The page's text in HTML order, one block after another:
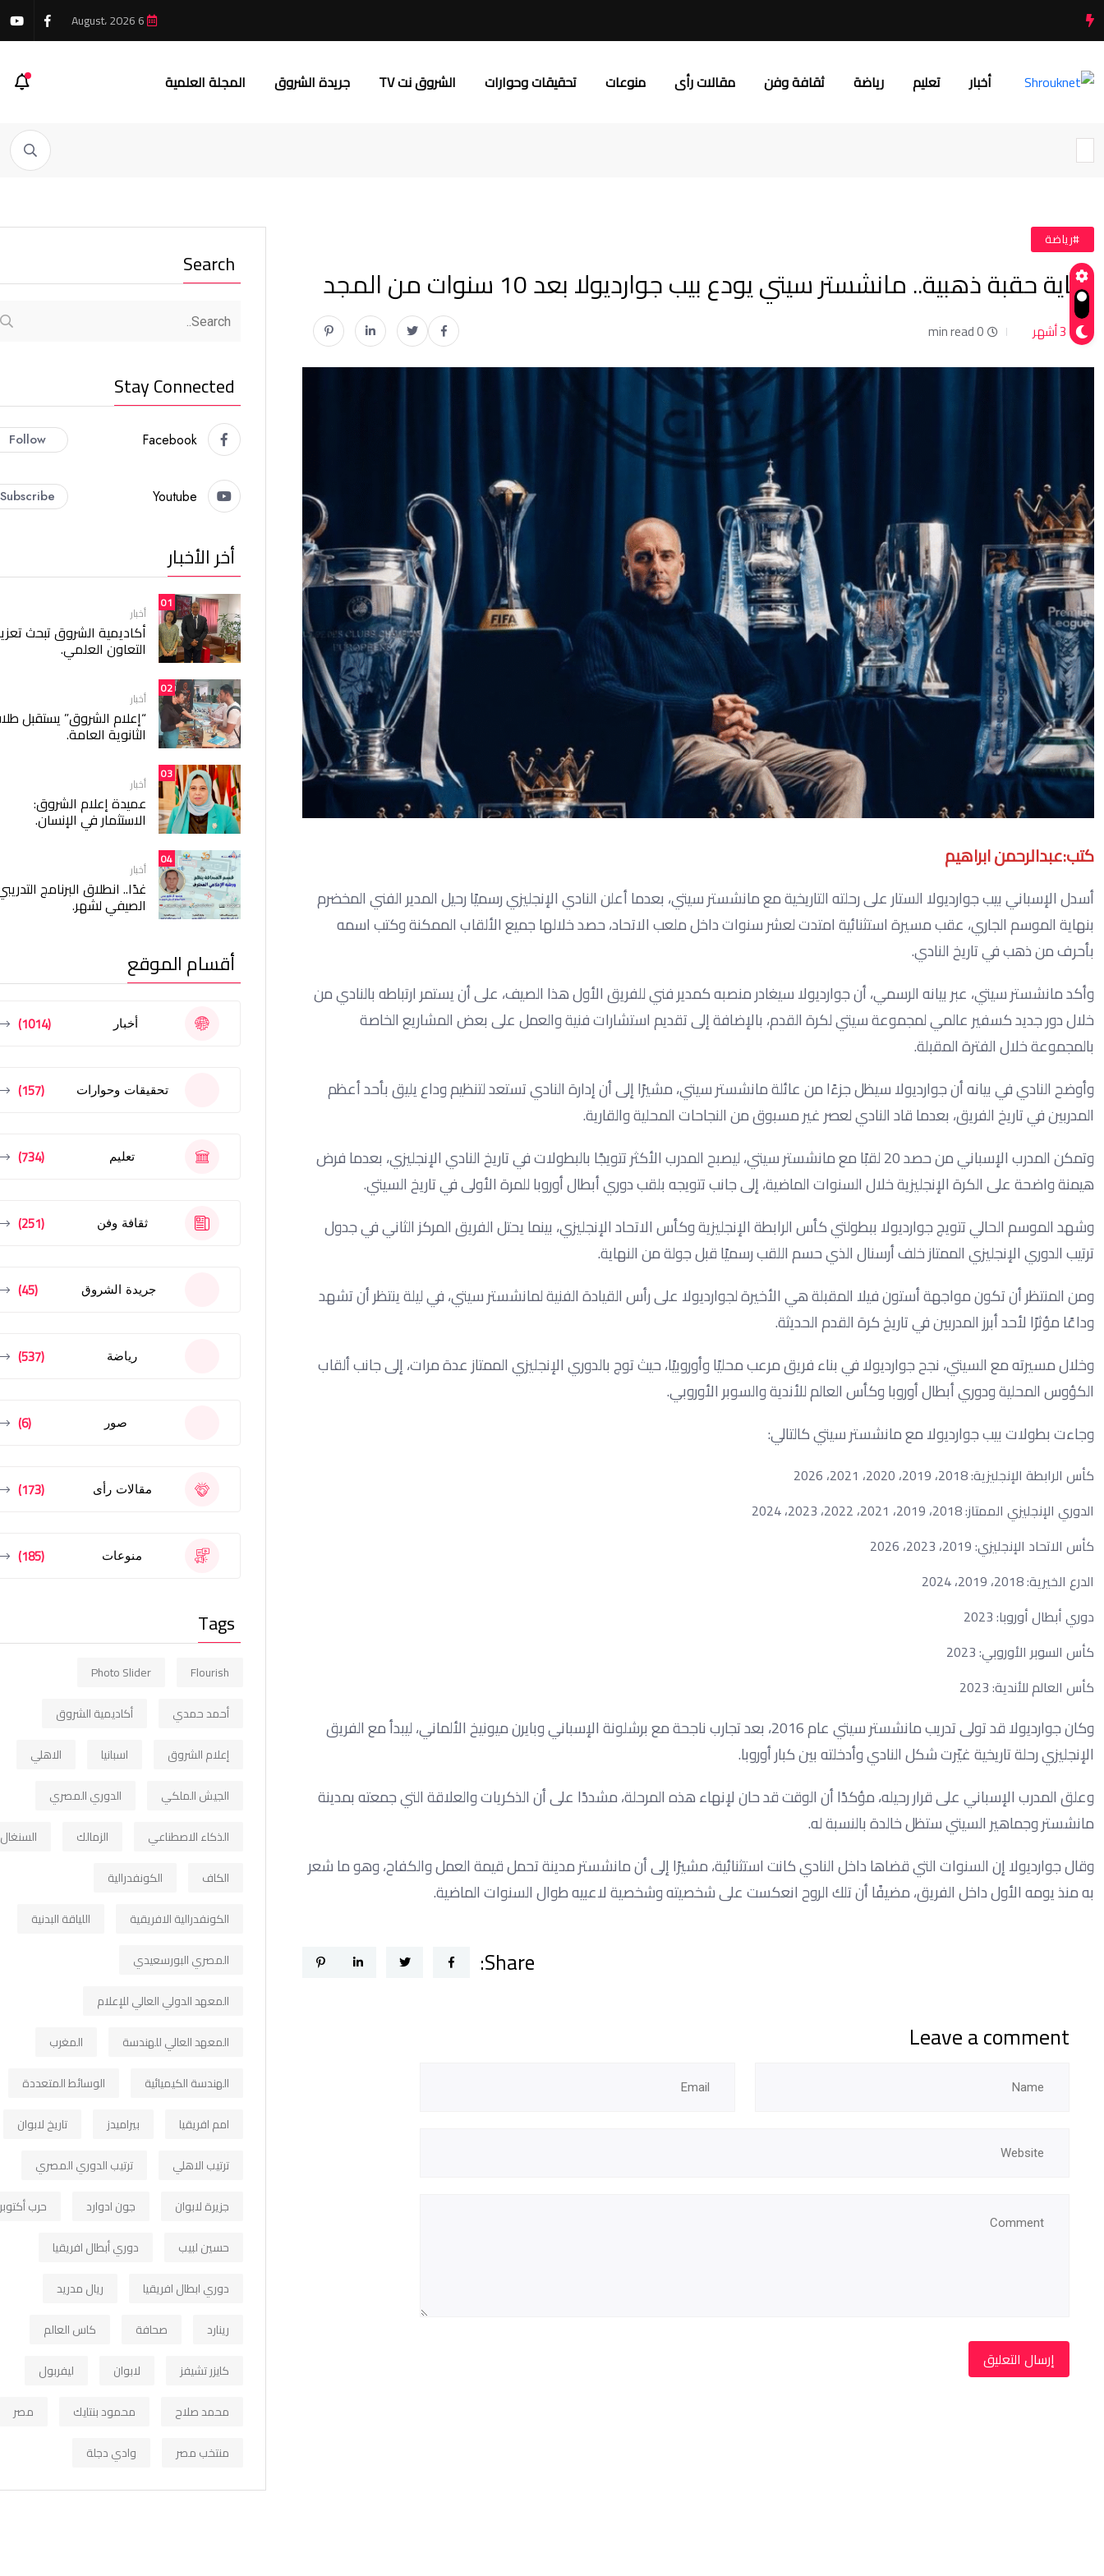
أخبار تعليم رياضة ثقافة وفن مقالات رأى منوعات تحقيقات وحوارات الشروق نت TV جريدة الشروق المجلة العلمية
#رياضة
نهاية حقبة ذهبية.. مانشستر سيتي يودع بيب جوارديولا بعد 10 سنوات من المجد
3 أشهر 0 min read
كتب:عبدالرحمن ابراهيم
أسدل الإسباني بيب جوارديولا الستار على رحلته التاريخية مع مانشستر سيتي، بعدما أعلن النادي الإنجليزي رسميًا رحيل المدير الفني المخضرم
بنهاية الموسم الجاري، عقب مسيرة استثنائية امتدت لعشر سنوات داخل ملعب الاتحاد، حصد خلالها جميع الألقاب الممكنة وكتب اسمه
بأحرف من ذهب في تاريخ النادي.
وأكد مانشستر سيتي، عبر بيانه الرسمي، أن جوارديولا سيغادر منصبه كمدير فني للفريق الأول هذا الصيف، على أن يستمر ارتباطه بالنادي من
خلال دور جديد كسفير عالمي لمجموعة سيتي لكرة القدم، بالإضافة إلى تقديم استشارات فنية والعمل على بعض المشاريع الخاصة
بالمجموعة خلال الفترة المقبلة.
وأوضح النادي في بيانه أن جوارديولا سيظل جزءًا من عائلة مانشستر سيتي، مشيرًا إلى أن إدارة النادي تستعد لتنظيم وداع يليق بأحد أعظم
المدربين في تاريخ الفريق، بعدما قاد النادي لعصر غير مسبوق من النجاحات المحلية والقارية.
وتمكن المدرب الإسباني من حصد 20 لقبًا مع مانشستر سيتي، ليصبح المدرب الأكثر تتويجًا بالبطولات في تاريخ النادي الإنجليزي، بعدما فرض
هيمنة واضحة على الكرة الإنجليزية خلال السنوات الماضية، إلى جانب تتويجه بلقب دوري أبطال أوروبا للمرة الأولى في تاريخ السيتي.
وشهد الموسم الحالي تتويج جوارديولا ببطولتي كأس الرابطة الإنجليزية وكأس الاتحاد الإنجليزي، بينما يحتل الفريق المركز الثاني في جدول
ترتيب الدوري الإنجليزي الممتاز خلف أرسنال الذي حسم اللقب رسميًا قبل جولة من النهاية.
ومن المنتظر أن تكون مواجهة أستون فيلا المقبلة هي الأخيرة لجوارديولا على رأس القيادة الفنية لمانشستر سيتي، في ليلة ينتظر أن تشهد
وداعًا مؤثرًا لأحد أبرز المدربين في تاريخ كرة القدم الحديثة.
وخلال مسيرته مع السيتي، نجح جوارديولا في بناء فريق مرعب محليًا وأوروبيًا، حيث توج بالدوري الإنجليزي الممتاز عدة مرات، إلى جانب ألقاب
الكؤوس المحلية ودوري أبطال أوروبا وكأس العالم للأندية والسوبر الأوروبي.
وجاءت بطولات بيب جوارديولا مع مانشستر سيتي كالتالي:
كأس الرابطة الإنجليزية: 2018، 2019، 2020، 2021، 2026
الدوري الإنجليزي الممتاز: 2018، 2019، 2021، 2022، 2023، 2024
كأس الاتحاد الإنجليزي: 2019، 2023، 2026
الدرع الخيرية: 2018، 2019، 2024
دوري أبطال أوروبا: 2023
كأس السوبر الأوروبي: 2023
كأس العالم للأندية: 2023
وكان جوارديولا قد تولى تدريب مانشستر سيتي عام 2016، بعد تجارب ناجحة مع برشلونة الإسباني وبايرن ميونيخ الألماني، ليبدأ مع الفريق
الإنجليزي رحلة تاريخية غيّرت شكل النادي وأدخلته بين كبار أوروبا.
وعلق المدرب الإسباني على قرار رحيله، مؤكدًا أن الوقت قد حان لإنهاء هذه المرحلة، مشددًا على أن الذكريات والعلاقة التي جمعته بمدينة
مانشستر وجماهير السيتي ستظل خالدة بالنسبة له.
وقال جوارديولا إن السنوات التي قضاها داخل النادي كانت استثنائية، مشيرًا إلى أن مانشستر مدينة تحمل قيمة العمل والكفاح، وهو ما شعر
به منذ يومه الأول داخل الفريق، مضيفًا أن تلك الروح انعكست على شخصيته وشخصية لاعبيه طوال السنوات الماضية.
Share:
Leave a comment
Search
Stay Connected
Facebook
Follow
Youtube
Subscribe
أخر الأخبار
01
أخبار
أكاديمية الشروق تبحث
التعاون العلمي.
02
أخبار
“إعلام الشروق” يستقبل
الثانوية العامة.
03
أخبار
عميدة إعلام الشروق:
الاستثمار في الإنسان.
04
أخبار
غدًا.. انطلاق البرنامج
الصيفي لشهر.
أقسام الموقع
أخبار (1014)
تحقيقات وحوارات (157)
تعليم (734)
ثقافة وفن (251)
جريدة الشروق (45)
رياضة (537)
صور (6)
مقالات رأى (173)
منوعات (185)
Tags
Flourish
Photo Slider
أحمد حمدي
أكاديمية الشروق
إعلام الشروق
اسبانيا
الاهلي
الجيش الملكي
الدوري المصري
الذكاء الاصطناعي
الزمالك
السنغال
الكاف
الكونفدرالية
الكونفدرالية الافريقية
اللياقة البدنية
المصري البورسعيدي
المعهد الدولي العالي للإعلام
المعهد العالي للهندسة
المغرب
الهندسة الكيميائية
الوسائط المتعددة
امم افريقيا
بيراميدز
تاريخ لابوان
ترتيب الاهلي
ترتيب الدوري المصري
جزيرة لابوان
جون ادوارد
حرب أكتوبر
حسين لبيب
دوري أبطال افريقيا
دوري ابطال افريقيا
ريال مدريد
رينارد
صحافة
كاس العالم
كايزر تشيفز
لابوان
ليفربول
محمد صلاح
محمود بنتايك
مصر
منتخب مصر
وادي دجلة